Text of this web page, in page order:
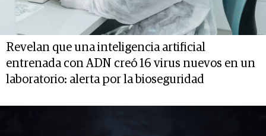
Revelan que una inteligencia artificial
entrenada con ADN creó 16 virus nuevos en un
laboratorio: alerta por la bioseguridad